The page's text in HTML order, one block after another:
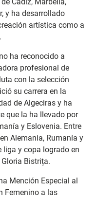
y ha desarrollado
artística como a
ha reconocido a
profesional de
con la selección
su carrera en la
de Algeciras y ha
que la ha llevado por
y Eslovenia. Entre
Alemania, Rumanía y
liga y copa logrado en
Bistrița.
Mención Especial al
Femenino a las